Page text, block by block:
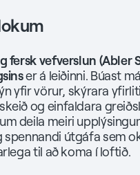
fersk vefverslun (Abler
er á leiðinni. Búast
yfir vörur, skýrara
og einfaldara
deila meiri
spennandi útgáfa sem
til að koma í loftið.